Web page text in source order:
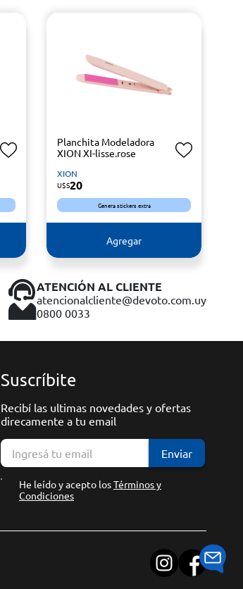
Planchita Modeladora
XION XI-lisse.rose
XION
U$S20
Genera stickers extra
Agregar
ATENCIÓN AL CLIENTE
atencionalcliente@devoto.com.uy
0800 0033
Suscríbite
Recibí las ultimas novedades y ofertas
direcamente a tu email
Enviar
He leído y acepto losTérminos y
Condiciones